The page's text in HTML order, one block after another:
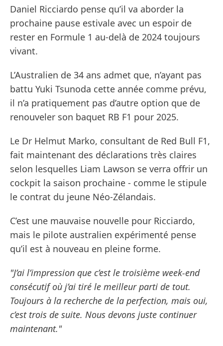
Daniel Ricciardo pense qu’il va aborder la
prochaine pause estivale avec un espoir de
rester en Formule 1 au-delà de 2024 toujours
vivant.
L’Australien de 34 ans admet que, n’ayant pas
battu Yuki Tsunoda cette année comme prévu,
il n’a pratiquement pas d’autre option que de
renouveler son baquet RB F1 pour 2025.
Le Dr Helmut Marko, consultant de Red Bull F1,
fait maintenant des déclarations très claires
selon lesquelles Liam Lawson se verra offrir un
cockpit la saison prochaine - comme le stipule
le contrat du jeune Néo-Zélandais.
C’est une mauvaise nouvelle pour Ricciardo,
mais le pilote australien expérimenté pense
qu’il est à nouveau en pleine forme.
"J’ai l’impression que c’est le troisième week-end
consécutif où j’ai tiré le meilleur parti de tout.
Toujours à la recherche de la perfection, mais oui,
c’est trois de suite. Nous devons juste continuer
maintenant."